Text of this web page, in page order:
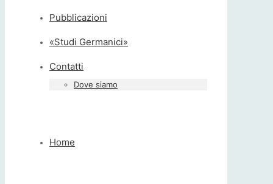
Pubblicazioni
«Studi Germanici»
Contatti
Dove siamo
Home